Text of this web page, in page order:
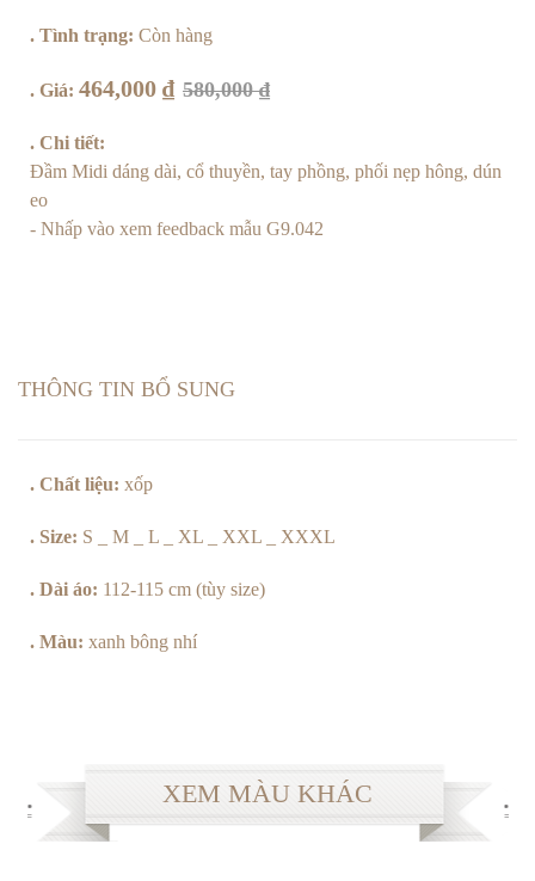
. Tình trạng: Còn hàng
. Giá: 464,000 ₫ 580,000₫
. Chi tiết:
Đầm Midi dáng dài, cổ thuyền, tay phồng, phối nẹp hông, dún
eo
- Nhấp vào xem feedback mẫu G9.042
THÔNG TIN BỔ SUNG
. Chất liệu: xốp
. Size: S _ M _ L _ XL _ XXL _ XXXL
. Dài áo: 112-115 cm (tùy size)
. Màu: xanh bông nhí
XEM MÀU KHÁC